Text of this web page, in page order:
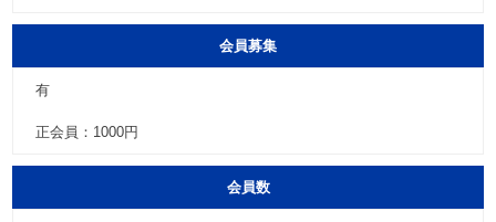
会員募集
有
正会員：1000円
会員数